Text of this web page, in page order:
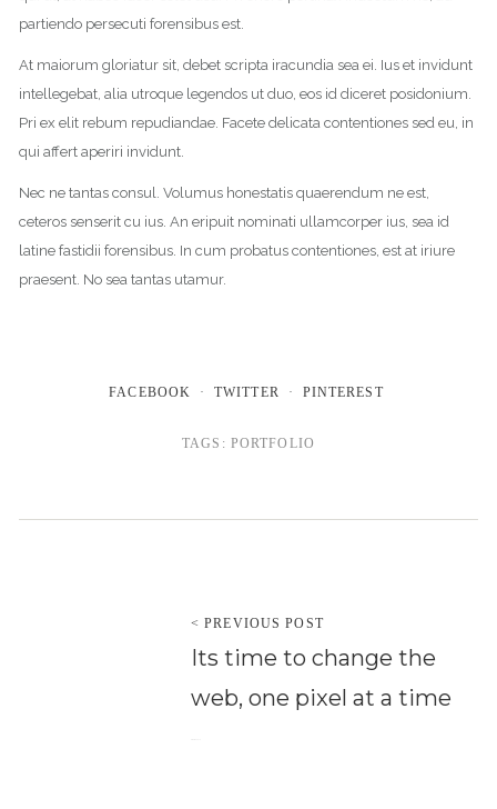
partiendo persecuti forensibus est.
At maiorum gloriatur sit, debet scripta iracundia sea ei. Ius et invidunt
intellegebat, alia utroque legendos ut duo, eos id diceret posidonium.
Pri ex elit rebum repudiandae. Facete delicata contentiones sed eu, in
qui affert aperiri invidunt.
Nec ne tantas consul. Volumus honestatis quaerendum ne est,
ceteros senserit cu ius. An eripuit nominati ullamcorper ius, sea id
latine fastidii forensibus. In cum probatus contentiones, est at iriure
praesent. No sea tantas utamur.
FACEBOOK TWITTER PINTEREST
TAGS: PORTFOLIO
< PREVIOUS POST
Its time to change the
web, one pixel at a time